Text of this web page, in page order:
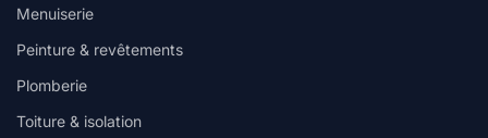
Menuiserie
Peinture & revêtements
Plomberie
Toiture & isolation